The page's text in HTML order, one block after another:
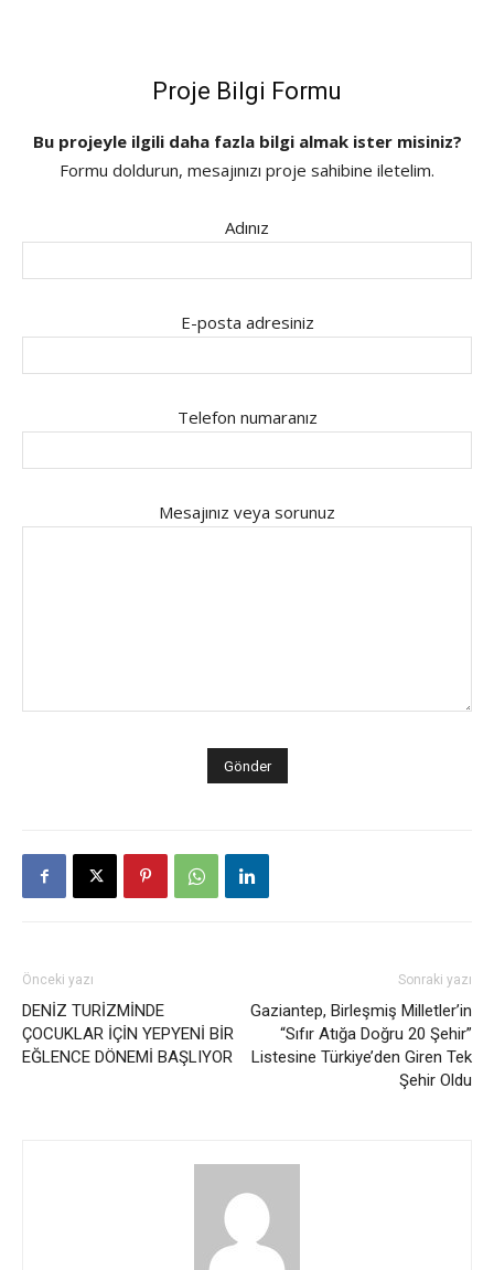
Proje Bilgi Formu
Bu projeyle ilgili daha fazla bilgi almak ister misiniz?
Formu doldurun, mesajınızı proje sahibine iletelim.
Adınız
E-posta adresiniz
Telefon numaranız
Mesajınız veya sorunuz
Önceki yazı
DENİZ TURİZMİNDE
ÇOCUKLAR İÇİN YEPYENİ BİR
EĞLENCE DÖNEMİ BAŞLIYOR
Sonraki yazı
Gaziantep, Birleşmiş Milletler’in
“Sıfır Atığa Doğru 20 Şehir”
Listesine Türkiye’den Giren Tek
Şehir Oldu